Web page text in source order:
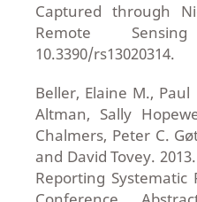
Captured through
Remote
10.3390/rs13020314.
Beller, Elaine M., Paul
Altman, Sally
Chalmers, Peter C.
and David Tovey.
Reporting Systematic